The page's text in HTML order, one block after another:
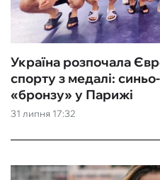
31 липня 17:32
Україна розпочала
спорту з медалі:
«бронзу» у Парижі